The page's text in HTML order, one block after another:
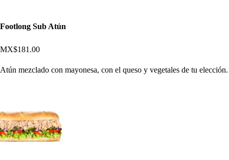
Footlong Sub Atún
MX$181.00
Atún mezclado con mayonesa, con el queso y vegetales de tu elección.